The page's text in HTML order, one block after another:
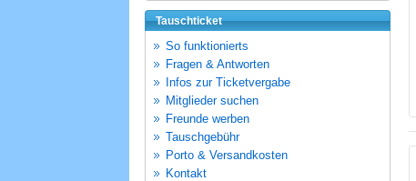
Tauschticket
So funktionierts
Fragen & Antworten
Infos zur Ticketvergabe
Mitglieder suchen
Freunde werben
Tauschgebühr
Porto & Versandkosten
Kontakt